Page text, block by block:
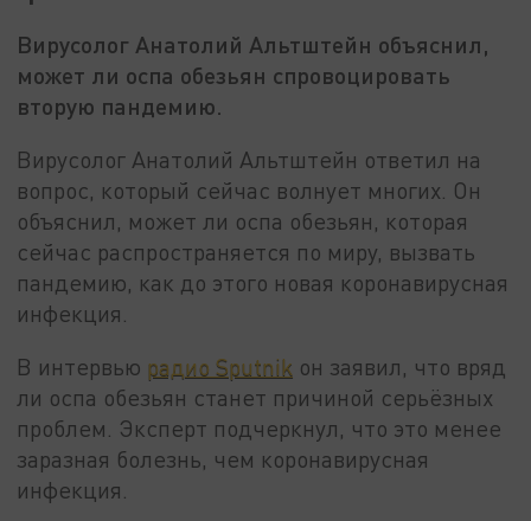
Вирусолог Анатолий Альтштейн объяснил,
может ли оспа обезьян спровоцировать
вторую пандемию.
Вирусолог Анатолий Альтштейн ответил на
вопрос, который сейчас волнует многих. Он
объяснил, может ли оспа обезьян, которая
сейчас распространяется по миру, вызвать
пандемию, как до этого новая коронавирусная
инфекция.
В интервью радио Sputnik он заявил, что вряд
ли оспа обезьян станет причиной серьёзных
проблем. Эксперт подчеркнул, что это менее
заразная болезнь, чем коронавирусная
инфекция.